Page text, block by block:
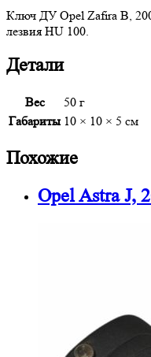
Ключ ДУ Opel Zafira B,
лезвия HU 100.
Детали
Вес
50 г
Габариты 10 × 10 × 5 см
Похожие
Opel Astra J,